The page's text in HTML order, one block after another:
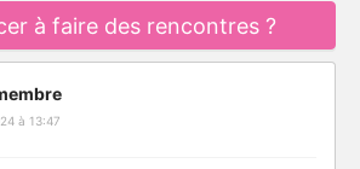
à faire des rencontres ?
à 13:47